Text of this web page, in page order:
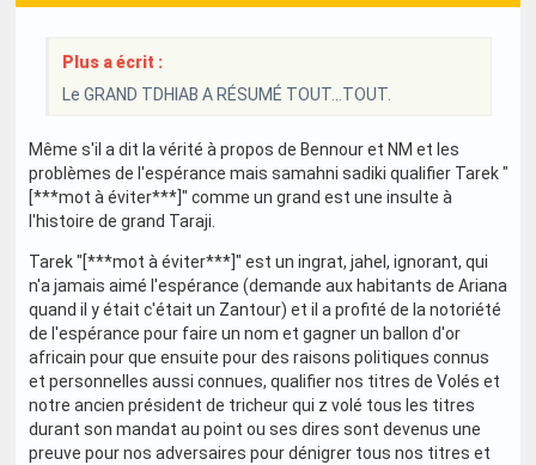
Plus a écrit :
Le GRAND TDHIAB A RÉSUMÉ TOUT...TOUT.
Même s'il a dit la vérité à propos de Bennour et NM et les
problèmes de l'espérance mais samahni sadiki qualifier Tarek "
[***mot à éviter***]" comme un grand est une insulte à
l'histoire de grand Taraji.
Tarek "[***mot à éviter***]" est un ingrat, jahel, ignorant, qui
n'a jamais aimé l'espérance (demande aux habitants de Ariana
quand il y était c'était un Zantour) et il a profité de la notoriété
de l'espérance pour faire un nom et gagner un ballon d'or
africain pour que ensuite pour des raisons politiques connus
et personnelles aussi connues, qualifier nos titres de Volés et
notre ancien président de tricheur qui z volé tous les titres
durant son mandat au point ou ses dires sont devenus une
preuve pour nos adversaires pour dénigrer tous nos titres et